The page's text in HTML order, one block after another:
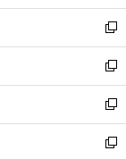
開
く
ウ
で
開
く
ン
ド
ウ
で
開
く
ウ
ィ
ン
ド
ウ
で
開
く
し
い
ウ
ィ
ン
ド
ウ
で
新
し
い
ウ
ィ
ン
ド
新
し
い
ウ
ィ
新
し
い
新